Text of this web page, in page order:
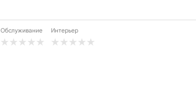
Обслуживание Интерьер